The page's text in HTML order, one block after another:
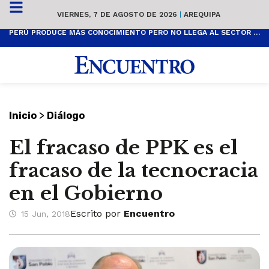
VIERNES, 7 DE AGOSTO DE 2026 | AREQUIPA
PERÚ PRODUCE MÁS CONOCIMIENTO PERO NO LLEGA AL SECTOR PRODUCTIVO
Inicio > Diálogo
El fracaso de PPK es el
fracaso de la tecnocracia
en el Gobierno
15 Jun, 2018Escrito por Encuentro